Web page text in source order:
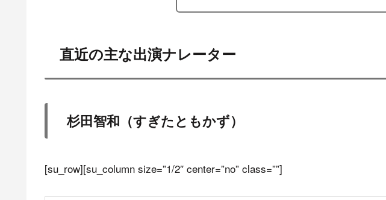
直近の主な出演ナレーター
杉田智和（すぎたともかず）
[su_row][su_column size=”1/2″ center=”no” class=””]